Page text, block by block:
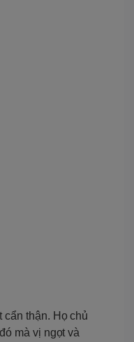
thận. Họ chủ
mà vị ngọt và